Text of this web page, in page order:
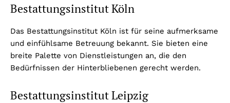
Bestattungsinstitut Köln
Das Bestattungsinstitut Köln ist für seine aufmerksame
und einfühlsame Betreuung bekannt. Sie bieten eine
breite Palette von Dienstleistungen an, die den
Bedürfnissen der Hinterbliebenen gerecht werden.
Bestattungsinstitut Leipzig